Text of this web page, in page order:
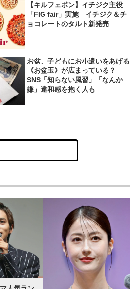
【キルフェボン】イチジク主役
「FIG fair」実施 イチジク＆チ
ョコレートのタルト新発売
お盆、子どもにお小遣いをあげる
《お盆玉》が広まっている？
SNS「知らない風習」「なんか
嫌」違和感を抱く人も